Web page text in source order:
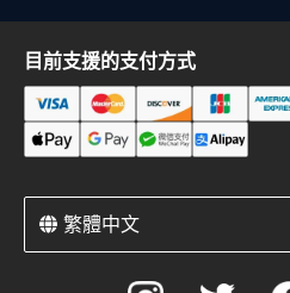
目前支援的支付方式
繁體中文